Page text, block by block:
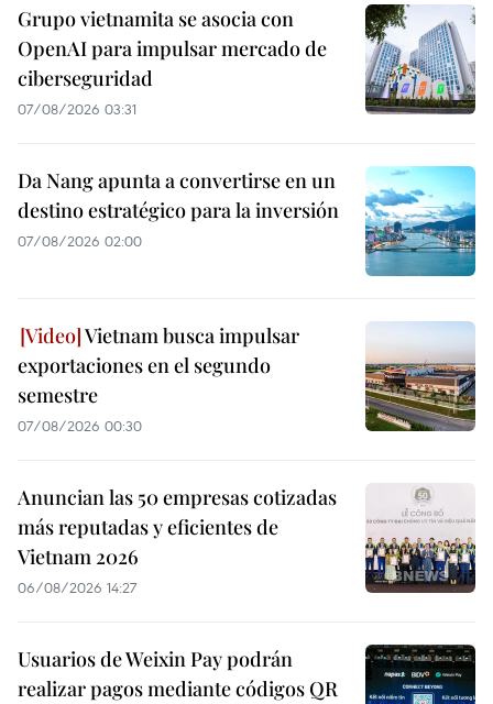
Grupo vietnamita se asocia con
OpenAI para impulsar mercado de
ciberseguridad
07/08/2026 03:31
Da Nang apunta a convertirse en un
destino estratégico para la inversión
07/08/2026 02:00
Vietnam busca impulsar
exportaciones en el segundo
semestre
07/08/2026 00:30
Anuncian las 50 empresas cotizadas
más reputadas y eficientes de
Vietnam 2026
06/08/2026 14:27
Usuarios de Weixin Pay podrán
realizar pagos mediante códigos QR